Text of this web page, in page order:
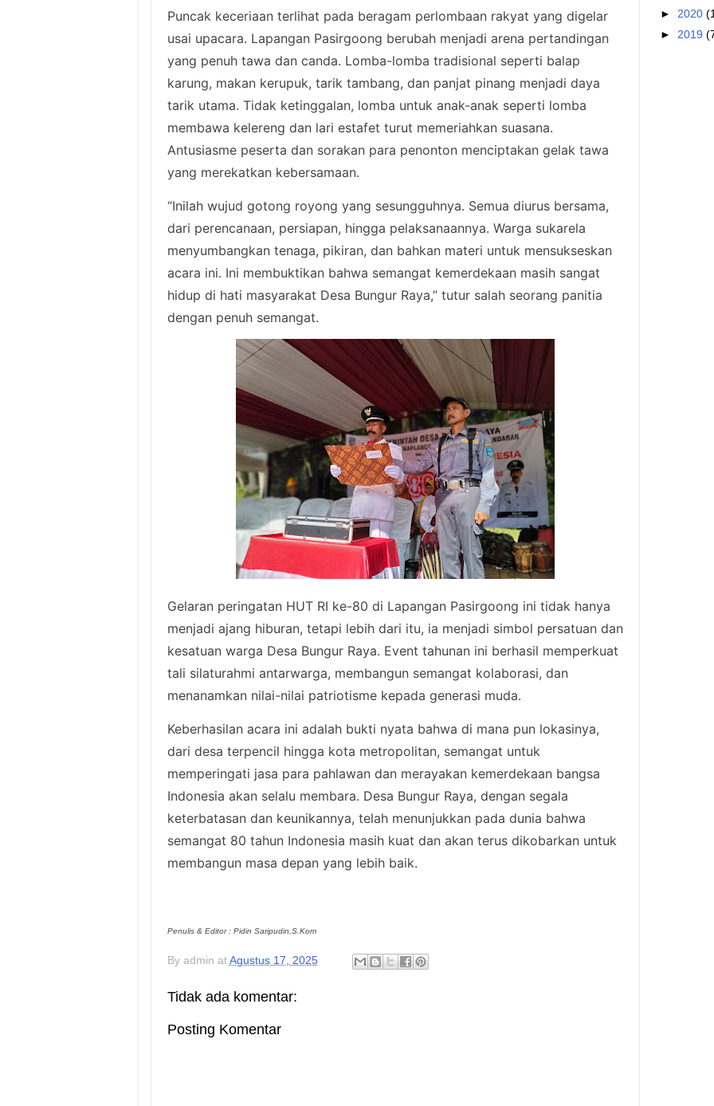
Puncak keceriaan terlihat pada beragam perlombaan rakyat yang digelar
usai upacara. Lapangan Pasirgoong berubah menjadi arena pertandingan
yang penuh tawa dan canda. Lomba-lomba tradisional seperti balap
karung, makan kerupuk, tarik tambang, dan panjat pinang menjadi daya
tarik utama. Tidak ketinggalan, lomba untuk anak-anak seperti lomba
membawa kelereng dan lari estafet turut memeriahkan suasana.
Antusiasme peserta dan sorakan para penonton menciptakan gelak tawa
yang merekatkan kebersamaan.
“Inilah wujud gotong royong yang sesungguhnya. Semua diurus bersama,
dari perencanaan, persiapan, hingga pelaksanaannya. Warga sukarela
menyumbangkan tenaga, pikiran, dan bahkan materi untuk mensukseskan
acara ini. Ini membuktikan bahwa semangat kemerdekaan masih sangat
hidup di hati masyarakat Desa Bungur Raya,” tutur salah seorang panitia
dengan penuh semangat.
Gelaran peringatan HUT RI ke-80 di Lapangan Pasirgoong ini tidak hanya
menjadi ajang hiburan, tetapi lebih dari itu, ia menjadi simbol persatuan dan
kesatuan warga Desa Bungur Raya. Event tahunan ini berhasil memperkuat
tali silaturahmi antarwarga, membangun semangat kolaborasi, dan
menanamkan nilai-nilai patriotisme kepada generasi muda.
Keberhasilan acara ini adalah bukti nyata bahwa di mana pun lokasinya,
dari desa terpencil hingga kota metropolitan, semangat untuk
memperingati jasa para pahlawan dan merayakan kemerdekaan bangsa
Indonesia akan selalu membara. Desa Bungur Raya, dengan segala
keterbatasan dan keunikannya, telah menunjukkan pada dunia bahwa
semangat 80 tahun Indonesia masih kuat dan akan terus dikobarkan untuk
membangun masa depan yang lebih baik.
Penulis & Editor : Pidin Saripudin,S.Kom
By admin at Agustus 17, 2025
Tidak ada komentar:
Posting Komentar
► 2020
► 2019